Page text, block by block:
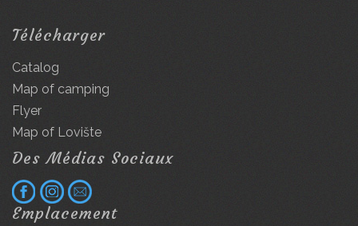
Télécharger
Catalog
Map of camping
Flyer
Map of Lovište
Des Médias Sociaux
Emplacement